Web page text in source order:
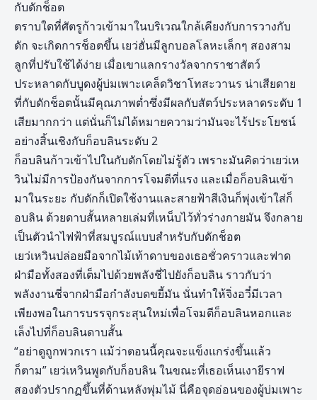
กับดักช็อต
ตราบใดที่ศัตรูก้าวเข้ามาในบริเวณใกล้เคียงกับการวางกับ
ดัก จะเกิดการช็อตขึ้น เยว่ฮั่นมีลูกบอลโลหะเล็กๆ สองสาม
ลูกที่ปรับใช้ได้ง่าย เมื่อเขาแลกรางวัลจากราชาสัตว์
ประหลาดกับบูดงผู้บ่มเพาะเคล็ดวิชาโทสะวานร น่าเสียดาย
ที่กับดักช็อตนั้นมีคุณภาพต่ำซึ่งมีผลกับสัตว์ประหลาดระดับ 1
เสียมากกว่า แต่นั่นก็ไม่ได้หมายความว่ามันจะไร้ประโยชน์
อย่างสิ้นเชิงกับก็อบลินระดับ 2
ก็อบลินก้าวเข้าไปในกับดักโดยไม่รู้ตัว เพราะมันคิดว่าเยว่เห
วินไม่มีการป้องกันจากการโจมตีที่แรง และเมื่อก็อบลินเข้า
มาในระยะ กับดักก็เปิดใช้งานและสายฟ้าสีเงินก็พุ่งเข้าใส่ก็
อบลิน ด้วยดาบสั้นหลายเล่มที่เหน็บไว้ทั่วร่างกายมัน จึงกลาย
เป็นตัวนำไฟฟ้าที่สมบูรณ์แบบสำหรับกับดักช็อต
เยว่เหวินปล่อยมือจากไม้เท้าดาบของเธอชั่วคราวและฟาด
ฝ่ามือทั้งสองที่เต็มไปด้วยพลังชี่ไปยังก็อบลิน ราวกับว่า
พลังงานชี่จากฝ่ามือกำลังบดขยี้มัน นั่นทำให้จิ่งอวี๋มีเวลา
เพียงพอในการบรรจุกระสุนใหม่เพื่อโจมตีก็อบลินหอกและ
เล็งไปที่ก็อบลินดาบสั้น
“อย่าดูถูกพวกเรา แม้ว่าตอนนี้คุณจะแข็งแกร่งขึ้นแล้ว
ก็ตาม” เยว่เหวินพูดกับก็อบลิน ในขณะที่เธอเห็นเงายีราฟ
สองตัวปรากฏขึ้นที่ด้านหลังพุ่มไม้ นี่คือจุดอ่อนของผู้บ่มเพาะ